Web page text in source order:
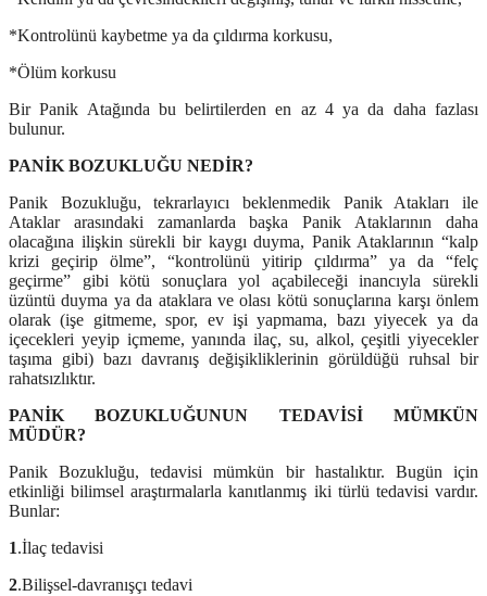
*Kontrolünü kaybetme ya da çıldırma korkusu,
*Ölüm korkusu
Bir Panik Atağında bu belirtilerden en az 4 ya da daha fazlası
bulunur.
PANİK BOZUKLUĞU NEDİR?
Panik Bozukluğu, tekrarlayıcı beklenmedik Panik Atakları ile
Ataklar arasındaki zamanlarda başka Panik Ataklarının daha
olacağına ilişkin sürekli bir kaygı duyma, Panik Ataklarının “kalp
krizi geçirip ölme”, “kontrolünü yitirip çıldırma” ya da “felç
geçirme” gibi kötü sonuçlara yol açabileceği inancıyla sürekli
üzüntü duyma ya da ataklara ve olası kötü sonuçlarına karşı önlem
olarak (işe gitmeme, spor, ev işi yapmama, bazı yiyecek ya da
içecekleri yeyip içmeme, yanında ilaç, su, alkol, çeşitli yiyecekler
taşıma gibi) bazı davranış değişikliklerinin görüldüğü ruhsal bir
rahatsızlıktır.
PANİK BOZUKLUĞUNUN TEDAVİSİ MÜMKÜN
MÜDÜR?
Panik Bozukluğu, tedavisi mümkün bir hastalıktır. Bugün için
etkinliği bilimsel araştırmalarla kanıtlanmış iki türlü tedavisi vardır.
Bunlar:
1.İlaç tedavisi
2.Bilişsel-davranışçı tedavi